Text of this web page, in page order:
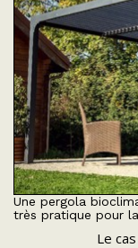
Une pergola
très pratique pour
Le